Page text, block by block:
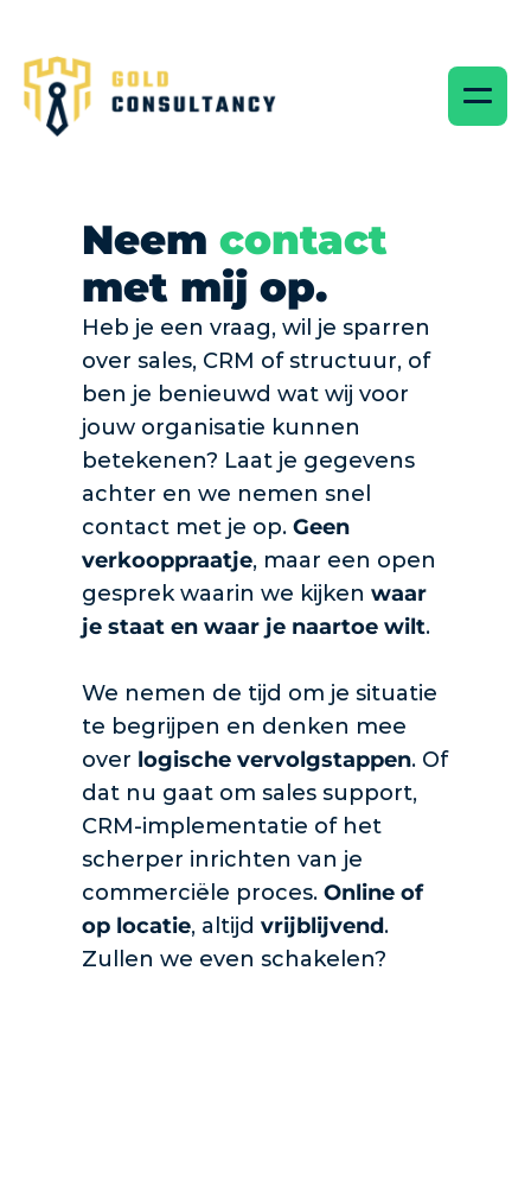
Neem
met mij op.
Heb je een vraag, wil je sparren
over sales, CRM of structuur, of
ben je benieuwd wat wij voor
jouw organisatie kunnen
betekenen? Laat je gegevens
achter en we nemen snel
contact met je op. Geen
verkooppraatje, maar een open
gesprek waarin we kijken waar
je staat en waar je naartoe wilt.
We nemen de tijd om je situatie
te begrijpen en denken mee
over logische vervolgstappen. Of
dat nu gaat om sales support,
CRM-implementatie of het
scherper inrichten van je
commerciële proces. Online of
op locatie, altijd vrijblijvend.
Zullen we even schakelen?